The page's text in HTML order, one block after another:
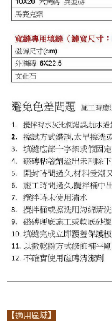
【適用區域】